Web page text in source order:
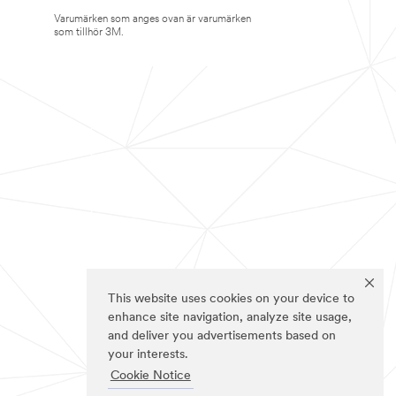
This website uses cookies on your device to
enhance site navigation, analyze site usage,
and deliver you advertisements based on
your interests.
Cookie Notice
Varumärken som anges ovan är varumärken
som tillhör 3M.